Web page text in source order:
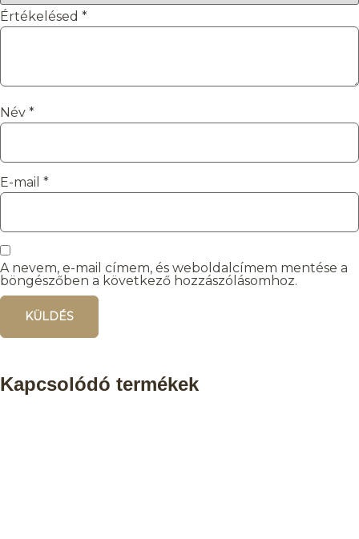
Értékelésed *
Név *
E-mail *
A nevem, e-mail címem, és weboldalcímem mentése a
böngészőben a következő hozzászólásomhoz.
Kapcsolódó termékek